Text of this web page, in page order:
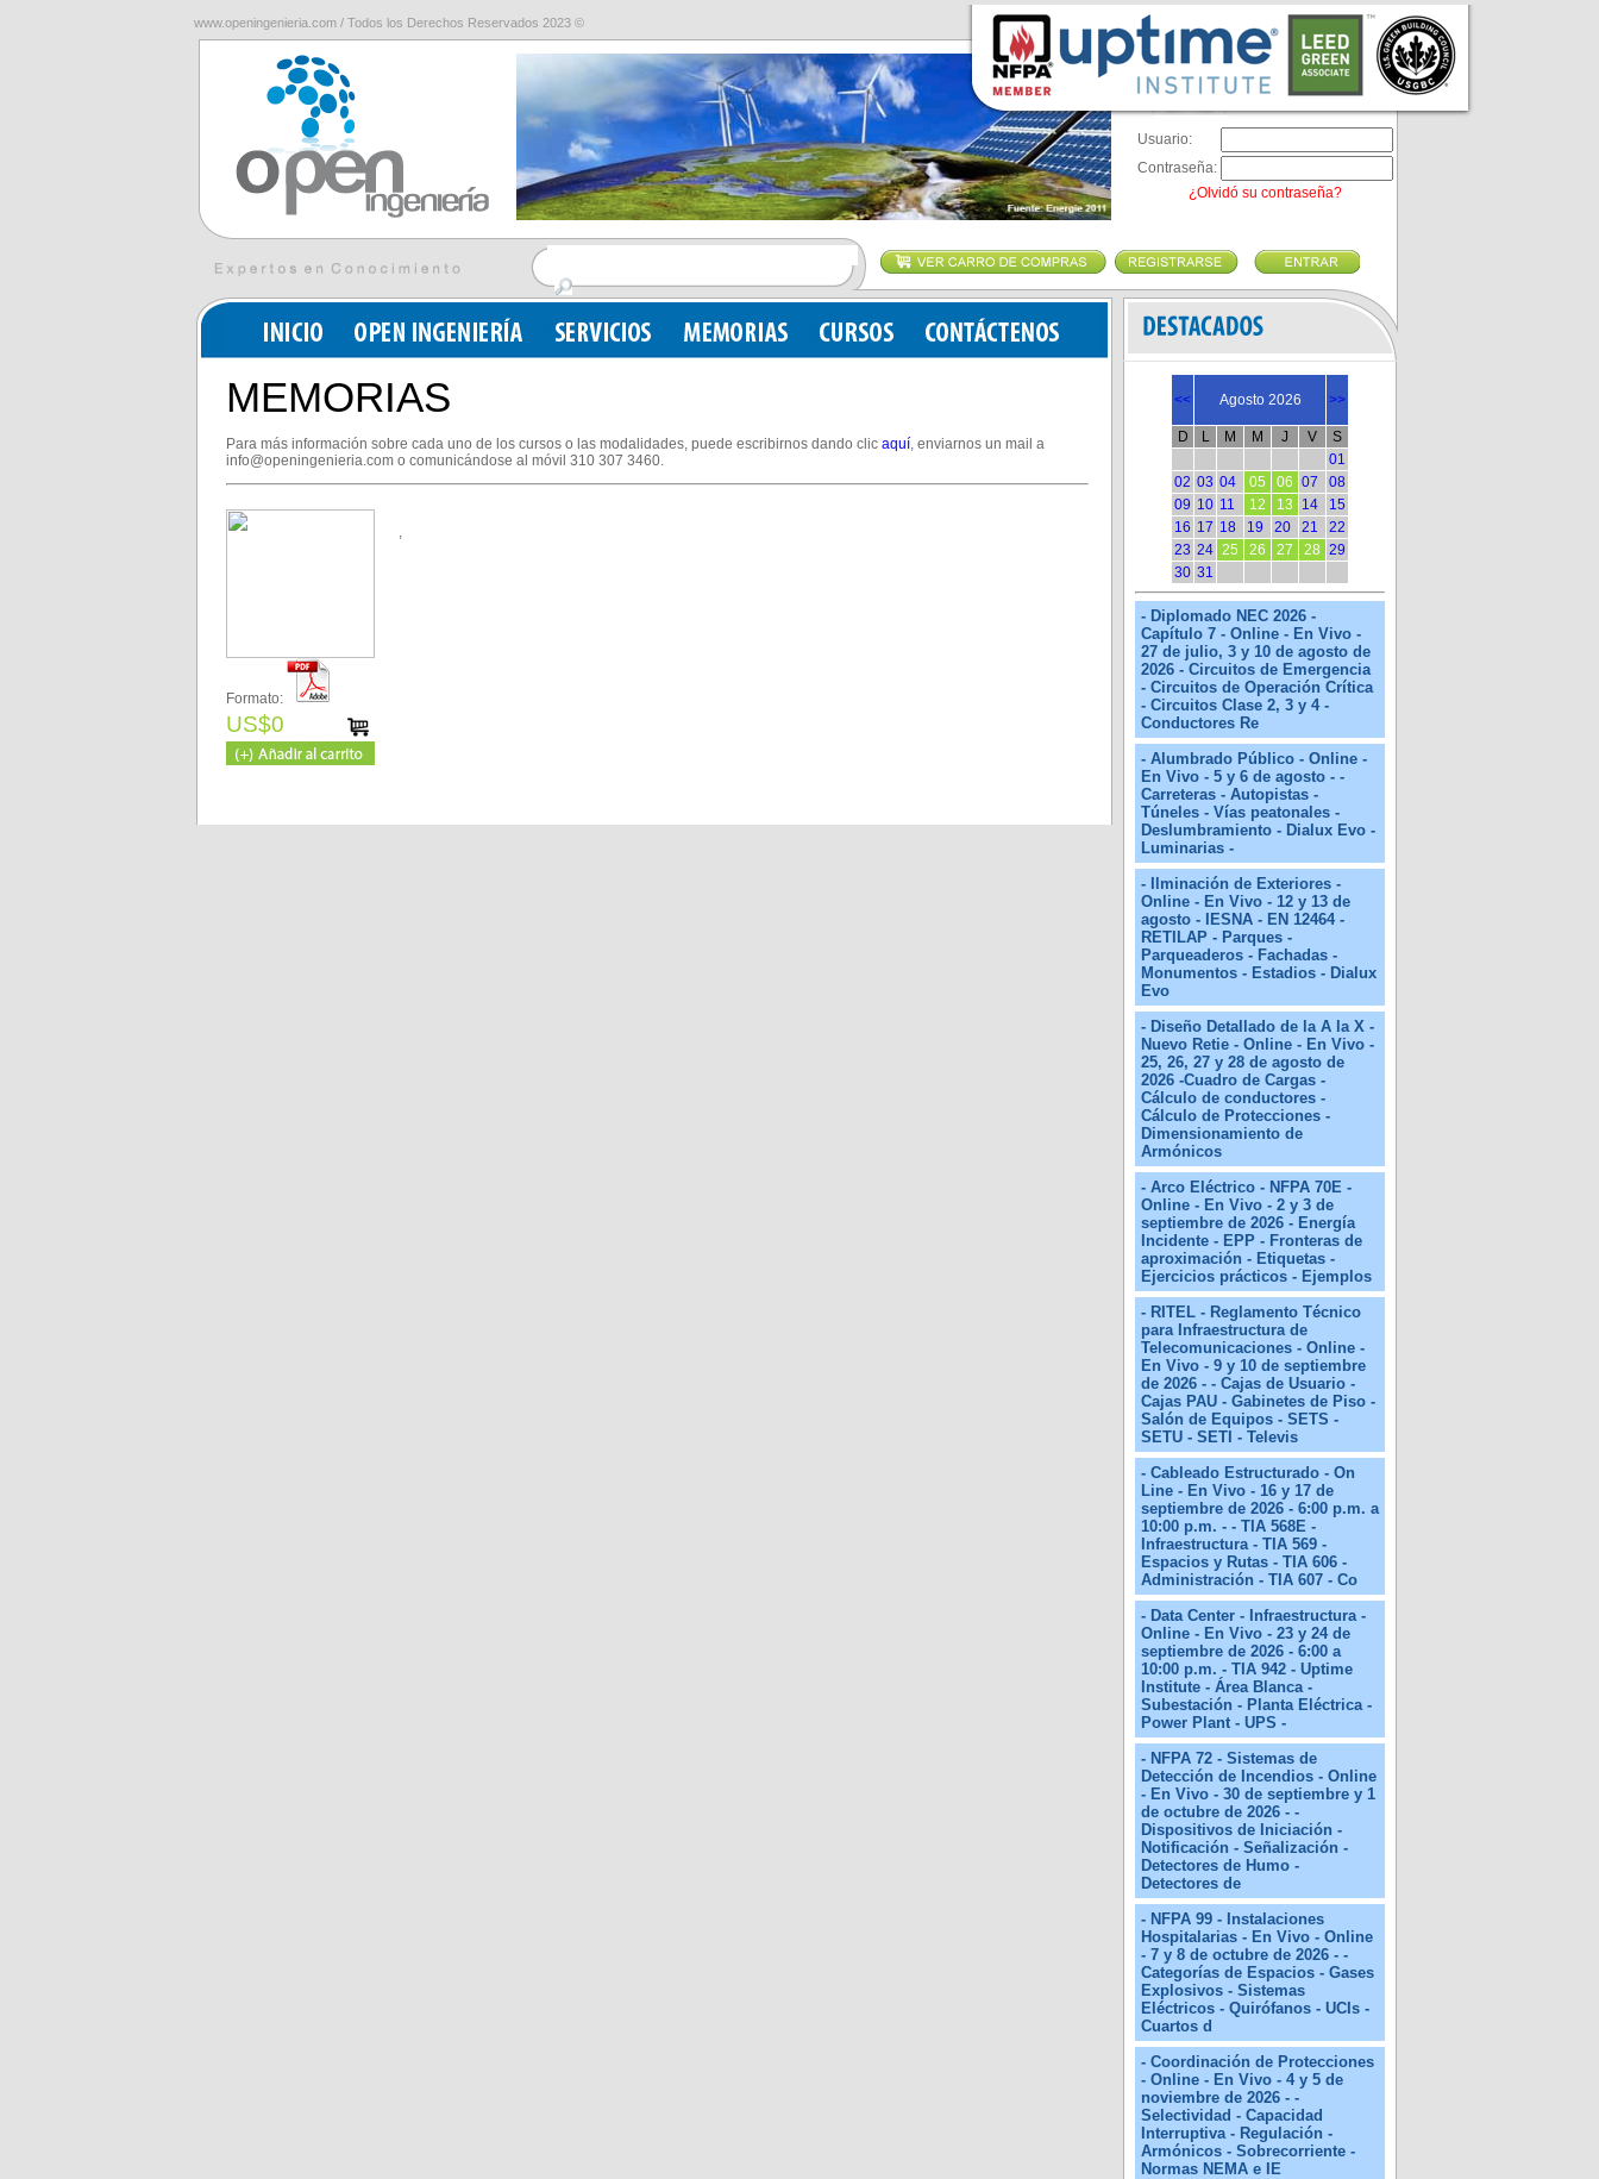
www.openingenieria.com / Todos los Derechos Reservados 2023 ©
Usuario:
Contraseña:
¿Olvidó su contraseña?
MEMORIAS
Para más información sobre cada uno de los cursos o las modalidades, puede escribirnos dando clic aquí, enviarnos un mail a
info@openingenieria.com o comunicándose al móvil 310 307 3460.
Formato:
US$0
,
<< Agosto 2026 >>
D L M M J V
S
01
02 03 04 05 06 07
08
09 10 11 12 13 14
15
16 17 18 19 20 21
22
23 24 25 26 27 28 29
30 31
- Diplomado NEC 2026 -
Capítulo 7 - Online - En Vivo -
27 de julio, 3 y 10 de agosto de
2026 - Circuitos de Emergencia
- Circuitos de Operación Crítica
- Circuitos Clase 2, 3 y 4 -
Conductores Re
- Alumbrado Público - Online -
En Vivo - 5 y 6 de agosto - -
Carreteras - Autopistas -
Túneles - Vías peatonales -
Deslumbramiento - Dialux Evo -
Luminarias -
- Ilminación de Exteriores -
Online - En Vivo - 12 y 13 de
agosto - IESNA - EN 12464 -
RETILAP - Parques -
Parqueaderos - Fachadas -
Monumentos - Estadios - Dialux
Evo
- Diseño Detallado de la A la X -
Nuevo Retie - Online - En Vivo -
25, 26, 27 y 28 de agosto de
2026 -Cuadro de Cargas -
Cálculo de conductores -
Cálculo de Protecciones -
Dimensionamiento de
Armónicos
- Arco Eléctrico - NFPA 70E -
Online - En Vivo - 2 y 3 de
septiembre de 2026 - Energía
Incidente - EPP - Fronteras de
aproximación - Etiquetas -
Ejercicios prácticos - Ejemplos
- RITEL - Reglamento Técnico
para Infraestructura de
Telecomunicaciones - Online -
En Vivo - 9 y 10 de septiembre
de 2026 - - Cajas de Usuario -
Cajas PAU - Gabinetes de Piso -
Salón de Equipos - SETS -
SETU - SETI - Televis
- Cableado Estructurado - On
Line - En Vivo - 16 y 17 de
septiembre de 2026 - 6:00 p.m. a
10:00 p.m. - - TIA 568E -
Infraestructura - TIA 569 -
Espacios y Rutas - TIA 606 -
Administración - TIA 607 - Co
- Data Center - Infraestructura -
Online - En Vivo - 23 y 24 de
septiembre de 2026 - 6:00 a
10:00 p.m. - TIA 942 - Uptime
Institute - Área Blanca -
Subestación - Planta Eléctrica -
Power Plant - UPS -
- NFPA 72 - Sistemas de
Detección de Incendios - Online
- En Vivo - 30 de septiembre y 1
de octubre de 2026 - -
Dispositivos de Iniciación -
Notificación - Señalización -
Detectores de Humo -
Detectores de
- NFPA 99 - Instalaciones
Hospitalarias - En Vivo - Online
- 7 y 8 de octubre de 2026 - -
Categorías de Espacios - Gases
Explosivos - Sistemas
Eléctricos - Quirófanos - UCIs -
Cuartos d
- Coordinación de Protecciones
- Online - En Vivo - 4 y 5 de
noviembre de 2026 - -
Selectividad - Capacidad
Interruptiva - Regulación -
Armónicos - Sobrecorriente -
Normas NEMA e IE